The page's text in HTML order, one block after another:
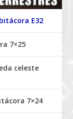
E32
7×25
celeste
7×24